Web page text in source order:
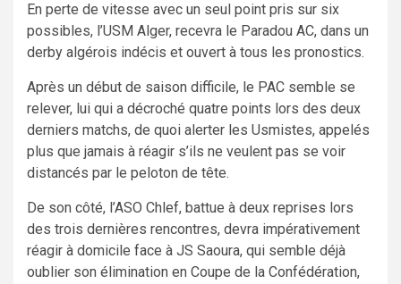
En perte de vitesse avec un seul point pris sur six
possibles, l’USM Alger, recevra le Paradou AC, dans un
derby algérois indécis et ouvert à tous les pronostics.
Après un début de saison difficile, le PAC semble se
relever, lui qui a décroché quatre points lors des deux
derniers matchs, de quoi alerter les Usmistes, appelés
plus que jamais à réagir s’ils ne veulent pas se voir
distancés par le peloton de tête.
De son côté, l’ASO Chlef, battue à deux reprises lors
des trois dernières rencontres, devra impérativement
réagir à domicile face à JS Saoura, qui semble déjà
oublier son élimination en Coupe de la Confédération,